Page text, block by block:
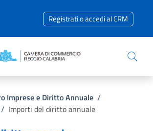
Registrati o accedi al CRM
pane
Imprese e Diritto Annuale /
/ Importi del diritto annuale